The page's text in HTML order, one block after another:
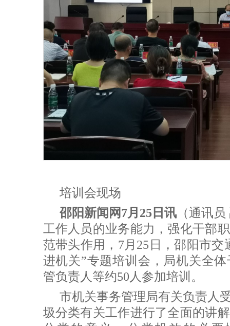
培训会现场
邵阳新闻网7月25日讯（通讯员
工作人员的业务能力，强化干部
范带头作用，7月25日，邵阳市交
进机关”专题培训会，局机关全
管负责人等约50人参加培训。
市机关事务管理局有关负责人
圾分类有关工作进行了全面的讲